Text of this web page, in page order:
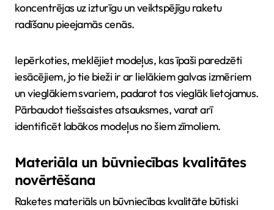
koncentrējas uz izturīgu un veiktspējīgu raketu
radīšanu pieejamās cenās.
Iepērkoties, meklējiet modeļus, kas īpaši paredzēti
iesācējiem, jo tie bieži ir ar lielākiem galvas izmēriem
un vieglākiem svariem, padarot tos vieglāk lietojamus.
Pārbaudot tiešsaistes atsauksmes, varat arī
identificēt labākos modeļus no šiem zīmoliem.
Materiāla un būvniecības kvalitātes
novērtēšana
Raketes materiāls un būvniecības kvalitāte būtiski